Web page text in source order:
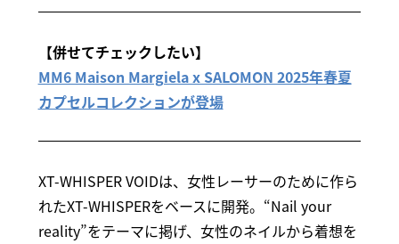
【併せてチェックしたい】
MM6 Maison Margiela x SALOMON 2025年春夏
カプセルコレクションが登場
XT-WHISPER VOIDは、女性レーサーのために作ら
れたXT-WHISPERをベースに開発。“Nail your
reality”をテーマに掲げ、女性のネイルから着想を